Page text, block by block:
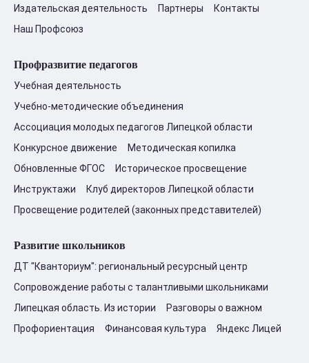
Издательская деятельность
Партнеры
Контакты
Наш Профсоюз
Профразвитие педагогов
Учебная деятельность
Учебно-методические объединения
Ассоциация молодых педагогов Липецкой области
Конкурсное движение
Методическая копилка
Обновленные ФГОС
Историческое просвещение
Инструктажи
Клуб директоров Липецкой области
Просвещение родителей (законных представителей)
Развитие школьников
ДТ "Кванториум": региональный ресурсный центр
Сопровождение работы с талантливыми школьниками
Липецкая область. Из истории
Разговоры о важном
Профориентация
Финансовая культура Яндекс Лицей